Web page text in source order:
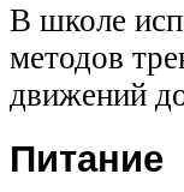
В школе
методов
движений
Питание